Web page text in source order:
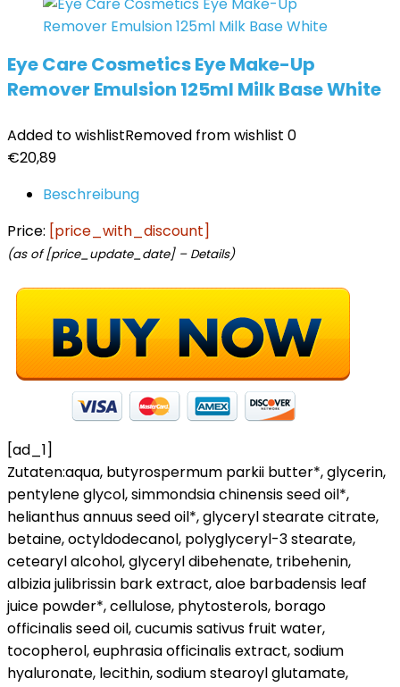
Eye Care Cosmetics Eye Make-Up
Remover Emulsion 125ml Milk Base White
Added to wishlistRemoved from wishlist 0
€20,89
Beschreibung
Price: [price_with_discount]
(as of [price_update_date] – Details)
[ad_1]
Zutaten:aqua, butyrospermum parkii butter*, glycerin,
pentylene glycol, simmondsia chinensis seed oil*,
helianthus annuus seed oil*, glyceryl stearate citrate,
betaine, octyldodecanol, polyglyceryl-3 stearate,
cetearyl alcohol, glyceryl dibehenate, tribehenin,
albizia julibrissin bark extract, aloe barbadensis leaf
juice powder*, cellulose, phytosterols, borago
officinalis seed oil, cucumis sativus fruit water,
tocopherol, euphrasia officinalis extract, sodium
hyaluronate, lecithin, sodium stearoyl glutamate,